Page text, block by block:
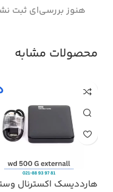
هنوز بررسی‌ای ثبت
محصولات مشابه
هارددیسک اکسترنال